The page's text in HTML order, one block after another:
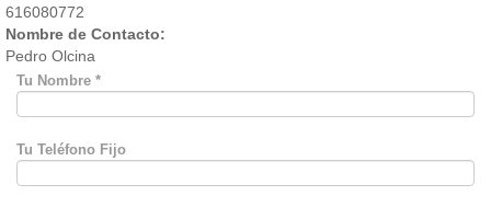
616080772
Nombre de Contacto:
Pedro Olcina
Tu Nombre *
Tu Teléfono Fijo